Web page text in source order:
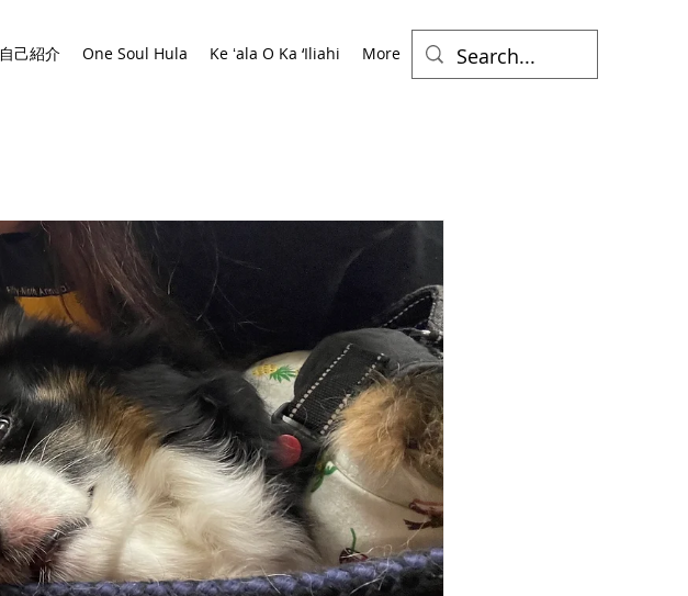
自己紹介 One Soul Hula Ke ʻala O Ka ‘Iliahi More